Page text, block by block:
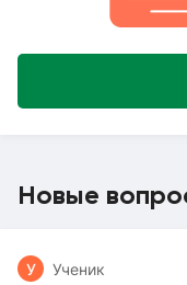
Новые
У Ученик